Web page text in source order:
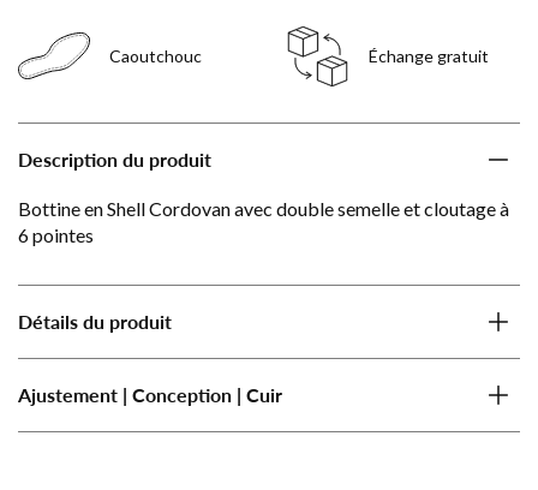
Caoutchouc Échange gratuit
Description du produit
Bottine en Shell Cordovan avec double semelle et cloutage à
6 pointes
Détails du produit
Ajustement | Conception | Cuir